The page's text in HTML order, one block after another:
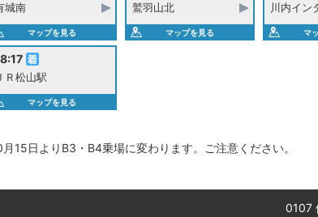
城南
マップを見る
鷲羽山北
マップを見る
川内イン
マ
ＪＲ松山駅
マップを見る
15日よりB3・B4乗場に変わります。ご注意ください。
0107